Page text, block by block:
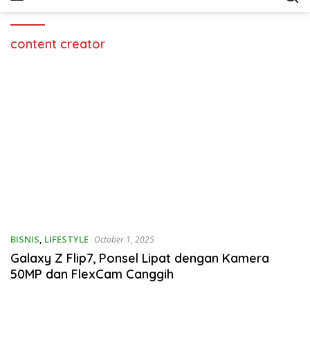
content creator
BISNIS, LIFESTYLE October 1, 2025
Galaxy Z Flip7, Ponsel Lipat dengan Kamera
50MP dan FlexCam Canggih